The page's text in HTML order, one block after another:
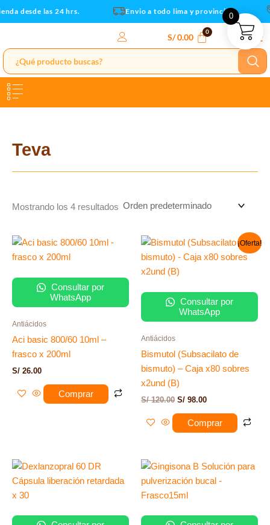
Ir
al
desde las 24 hrs. Envio a todo lima y provincias
S/0.00
Teva
Mostrando los 4 resultados
Consultar por
WhatsApp
Antiácidos
Aci basic 800/60 10ml –
frasco x 200ml
S/ 26.00
Comprar
¡Oferta!
Consultar por
WhatsApp
Antiácidos
Bismutol (Subsacilato de
bismuto) – Caja x80 sobres
x2und (B)
S/120.00
El
precio
original
era:
S/ 98.00
El
actual
Comprar
0